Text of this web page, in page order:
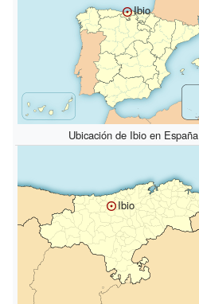
Ibio
Ubicación de Ibio en España
Ibio